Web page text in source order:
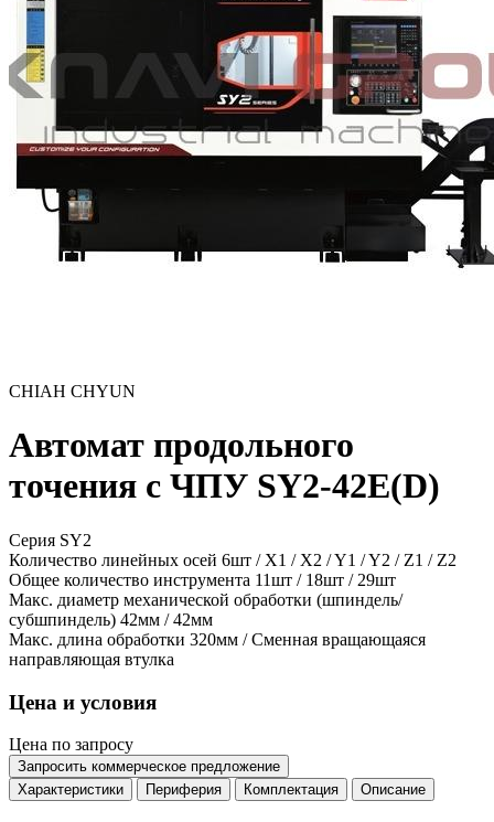
CHIAH CHYUN
Автомат продольного
точения с ЧПУ SY2-42E(D)
Серия SY2
Количество линейных осей 6шт / X1 / X2 / Y1 / Y2 / Z1 / Z2
Общее количество инструмента 11шт / 18шт / 29шт
Макс. диаметр механической обработки (шпиндель/
субшпиндель) 42мм / 42мм
Макс. длина обработки 320мм / Сменная вращающаяся
направляющая втулка
Цена и условия
Цена по запросу
Запросить коммерческое предложение
Характеристики
Периферия Комплектация Описание